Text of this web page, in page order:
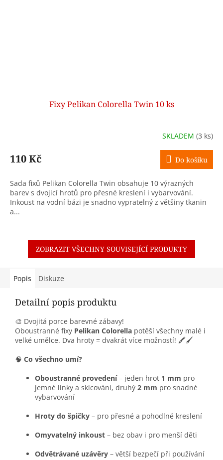
Fixy Pelikan Colorella Twin 10 ks
SKLADEM (3 ks)
110 Kč Do košíku
Sada fixů Pelikan Colorella Twin obsahuje 10 výrazných
barev s dvojicí hrotů pro přesné kreslení i vybarvování.
Inkoust na vodní bázi je snadno vypratelný z většiny tkanin
a...
ZOBRAZIT VŠECHNY SOUVISEJÍCÍ PRODUKTY
Popis Diskuze
Detailní popis produktu
🎨 Dvojitá porce barevné zábavy!
Oboustranné fixy Pelikan Colorella potěší všechny malé i
velké umělce. Dva hroty = dvakrát více možností! 🖍️🖌️
🧠 Co všechno umí?
Oboustranné provedení– jeden hrot 1 mm pro
jemné linky a skicování, druhý 2 mm pro snadné
vybarvování
Hroty do špičky – pro přesné a pohodlné kreslení
Omyvatelný inkoust – bez obav i pro menší děti
Odvětrávané uzávěry – větší bezpečí při používání